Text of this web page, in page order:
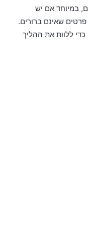
במיוחד אם יש
שאינם ברורים.
ללוות את ההליך